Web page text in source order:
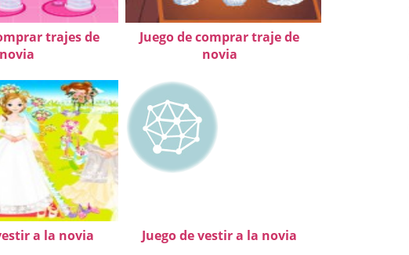
trajes de
novia
Juego de comprar traje de
novia
a la novia Juego de vestir a la novia